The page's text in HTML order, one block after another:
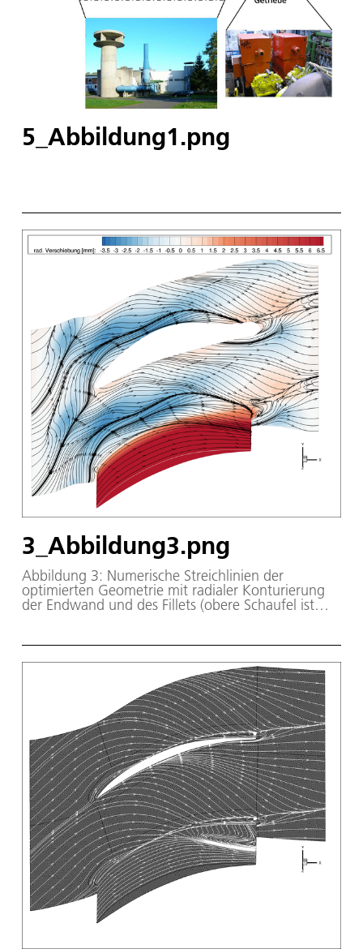
5_Abbildung1.png
3_Abbildung3.png
Abbildung 3: Numerische Streichlinien der
optimierten Geometrie mit radialer Konturierung
der Endwand und des Fillets (obere Schaufel ist